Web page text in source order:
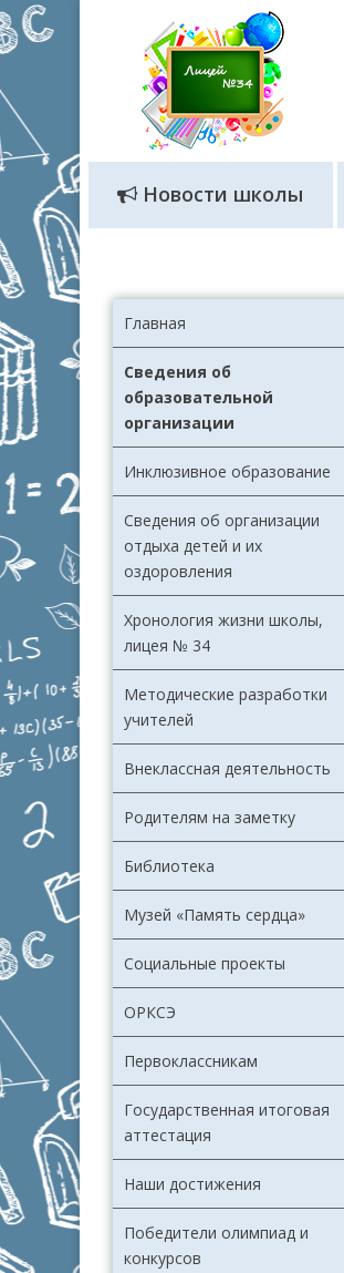
Новости школы
Главная
Сведения об
образовательной
организации
Инклюзивное образование
Сведения об организации
отдыха детей и их
оздоровления
Хронология жизни школы,
лицея № 34
Методические разработки
учителей
Внеклассная деятельность
Родителям на заметку
Библиотека
Музей «Память сердца»
Социальные проекты
ОРКСЭ
Первоклассникам
Государственная итоговая
аттестация
Наши достижения
Победители олимпиад и
конкурсов